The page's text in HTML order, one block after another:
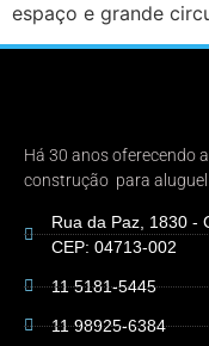
espaço e grande
Há 30 anos oferecendo
construção para
Rua da Paz, 1830 -
CEP: 04713-002
11 5181-5445
11 98925-6384